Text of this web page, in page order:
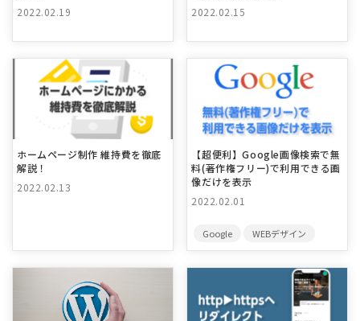
2022.02.19
2022.02.15
ホームページ制作 維持費を徹底
解説！
2022.02.13
【超便利】Google画像検索で無
料(著作権フリー)で利用できる画
像だけを表示
2022.02.01
Google WEBデザイン